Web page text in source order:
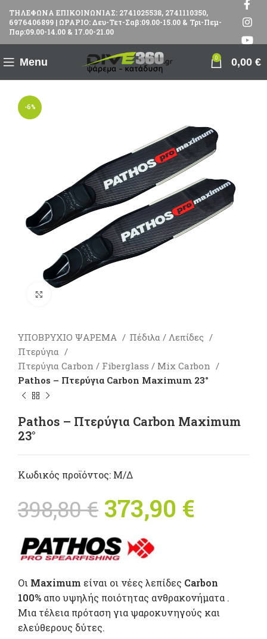
ΤΗΛΕΦΩΝΑ ΕΠΙΚΟΙΝΩΝΙΑΣ: 2741025538, 2741110350,
6976406899 | ΩΡΑΡΙΟ: Δευ-Τετ-Σαβ:09.00-15.00 & Τρι-Πεμ-
Παρ:09.00-14.00 & 17.00-21.00
Menu 0 0,00 €
-6%
ΥΠΟΒΡΥΧΙΟ ΨΑΡΕΜΑ
Πέδιλα / Λεπίδες
Πτερύγια
Πτερύγια Carbon / Fiberglass / Mix Carbon
Pathos – Πτερύγια Carbon Maximum 23°
Pathos – Πτερύγια Carbon Maximum
23°
Κωδικός προϊόντος: Μ/Δ
398,80€ Original
price was:
398,80 €.
373,90 €
είναι:
Οι Μaximum είναι οι νέες λεπίδες Carbon
100% απο υψηλής ποιότητας ανθρακονήματα .
Μια τέλεια πρόταση για ψαροκυνηγούς και
ελεύθερους δύτες.